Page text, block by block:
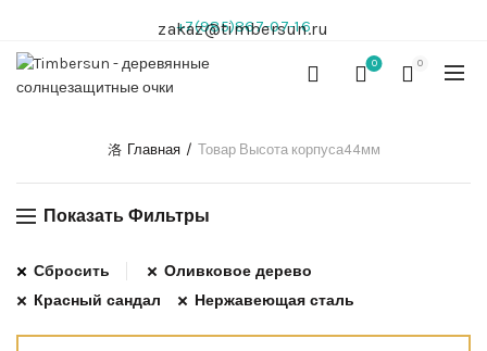
+7(985)867-07-16
zakaz@timbersun.ru
0 0
Главная Товар Высота корпуса44мм
Показать Фильтры
Сбросить
Оливковое дерево
Красный сандал
Нержавеющая сталь